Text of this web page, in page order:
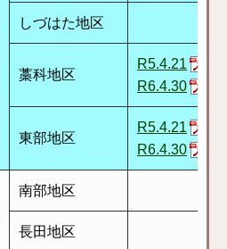
しづはた地区
藁科地区
R5.4.21
R6.4.30
東部地区
R5.4.21
R6.4.30
南部地区
長田地区